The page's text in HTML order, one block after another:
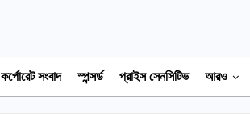
কর্পোরেট সংবাদ স্পন্সর্ড প্রাইস সেনসিটিভ আরও